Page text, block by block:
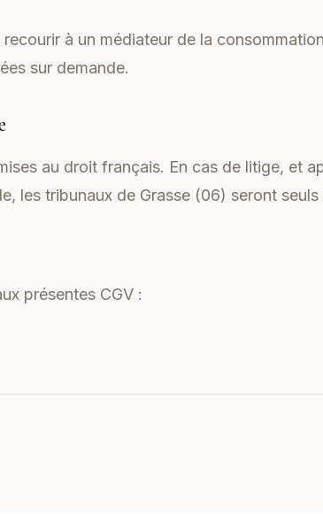
à un médiateur de la
sur demande.
au droit français. En cas de litige, et
les tribunaux de Grasse (06) seront
présentes CGV :